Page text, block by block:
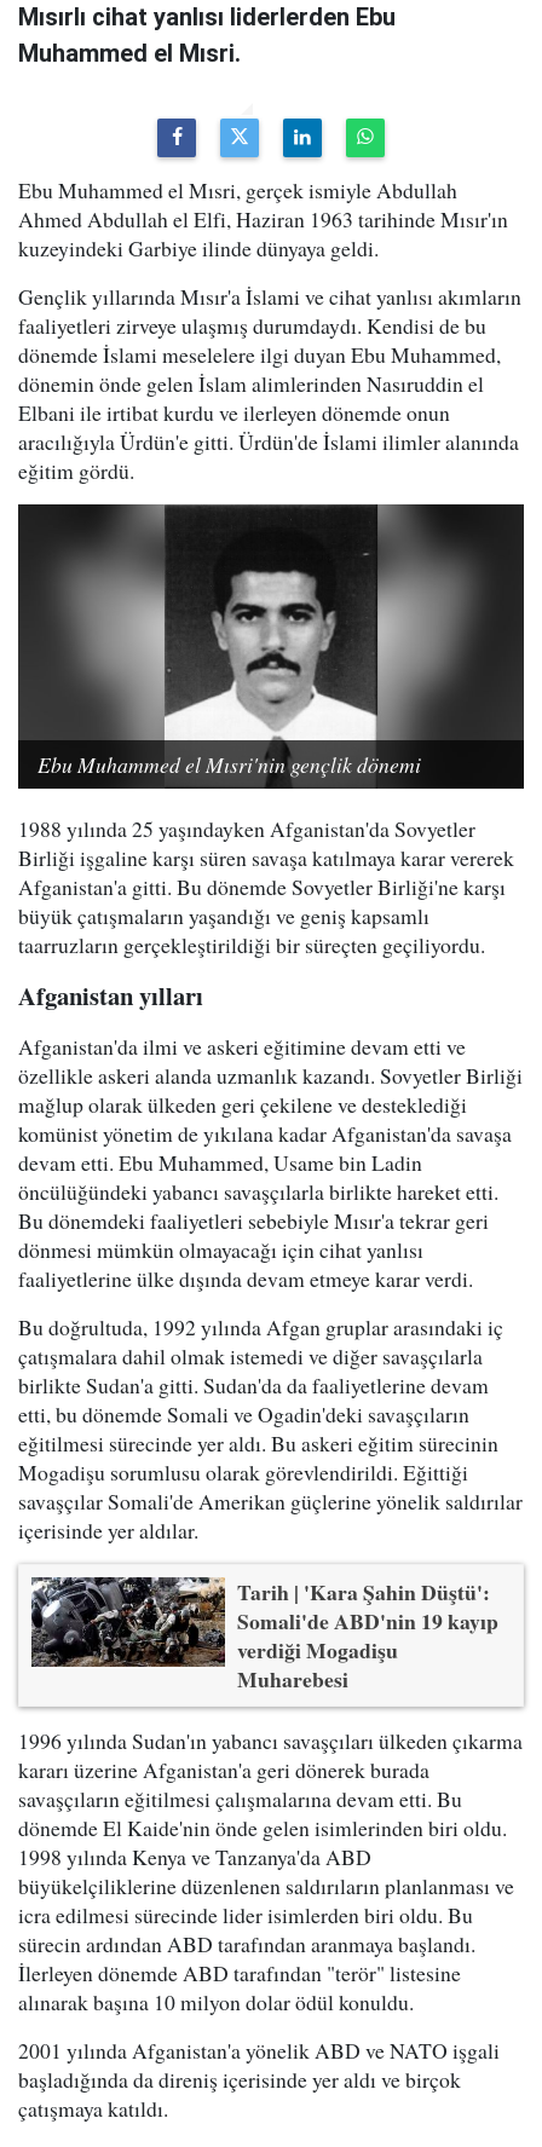
Mısırlı cihat yanlısı liderlerden Ebu
Muhammed el Mısri.
Ebu Muhammed el Mısri, gerçek ismiyle Abdullah
Ahmed Abdullah el Elfi, Haziran 1963 tarihinde Mısır'ın
kuzeyindeki Garbiye ilinde dünyaya geldi.
Gençlik yıllarında Mısır'a İslami ve cihat yanlısı akımların
faaliyetleri zirveye ulaşmış durumdaydı. Kendisi de bu
dönemde İslami meselelere ilgi duyan Ebu Muhammed,
dönemin önde gelen İslam alimlerinden Nasıruddin el
Elbani ile irtibat kurdu ve ilerleyen dönemde onun
aracılığıyla Ürdün'e gitti. Ürdün'de İslami ilimler alanında
eğitim gördü.
Ebu Muhammed el Mısri'nin gençlik dönemi
1988 yılında 25 yaşındayken Afganistan'da Sovyetler
Birliği işgaline karşı süren savaşa katılmaya karar vererek
Afganistan'a gitti. Bu dönemde Sovyetler Birliği'ne karşı
büyük çatışmaların yaşandığı ve geniş kapsamlı
taarruzların gerçekleştirildiği bir süreçten geçiliyordu.
Afganistan yılları
Afganistan'da ilmi ve askeri eğitimine devam etti ve
özellikle askeri alanda uzmanlık kazandı. Sovyetler Birliği
mağlup olarak ülkeden geri çekilene ve desteklediği
komünist yönetim de yıkılana kadar Afganistan'da savaşa
devam etti. Ebu Muhammed, Usame bin Ladin
öncülüğündeki yabancı savaşçılarla birlikte hareket etti.
Bu dönemdeki faaliyetleri sebebiyle Mısır'a tekrar geri
dönmesi mümkün olmayacağı için cihat yanlısı
faaliyetlerine ülke dışında devam etmeye karar verdi.
Bu doğrultuda, 1992 yılında Afgan gruplar arasındaki iç
çatışmalara dahil olmak istemedi ve diğer savaşçılarla
birlikte Sudan'a gitti. Sudan'da da faaliyetlerine devam
etti, bu dönemde Somali ve Ogadin'deki savaşçıların
eğitilmesi sürecinde yer aldı. Bu askeri eğitim sürecinin
Mogadişu sorumlusu olarak görevlendirildi. Eğittiği
savaşçılar Somali'de Amerikan güçlerine yönelik saldırılar
içerisinde yer aldılar.
Tarih | 'Kara Şahin Düştü':
Somali'de ABD'nin 19 kayıp
verdiği Mogadişu
Muharebesi
1996 yılında Sudan'ın yabancı savaşçıları ülkeden çıkarma
kararı üzerine Afganistan'a geri dönerek burada
savaşçıların eğitilmesi çalışmalarına devam etti. Bu
dönemde El Kaide'nin önde gelen isimlerinden biri oldu.
1998 yılında Kenya ve Tanzanya'da ABD
büyükelçiliklerine düzenlenen saldırıların planlanması ve
icra edilmesi sürecinde lider isimlerden biri oldu. Bu
sürecin ardından ABD tarafından aranmaya başlandı.
İlerleyen dönemde ABD tarafından "terör" listesine
alınarak başına 10 milyon dolar ödül konuldu.
2001 yılında Afganistan'a yönelik ABD ve NATO işgali
başladığında da direniş içerisinde yer aldı ve birçok
çatışmaya katıldı.